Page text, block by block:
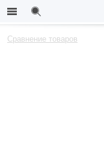
Сравнение товаров